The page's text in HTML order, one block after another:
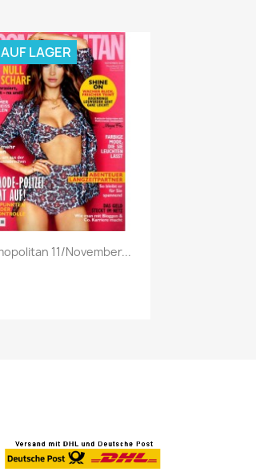
Vorschau
11/November...
LAGER